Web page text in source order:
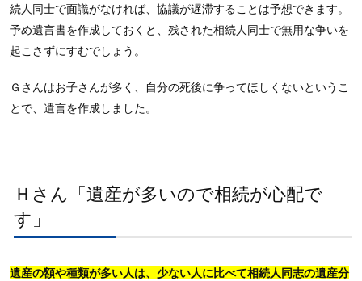
続人同士で面識がなければ、協議が遅滞することは予想できます。
予め遺言書を作成しておくと、残された相続人同士で無用な争いを
起こさずにすむでしょう。
Ｇさんはお子さんが多く、自分の死後に争ってほしくないというこ
とで、遺言を作成しました。
Ｈさん「遺産が多いので相続が心配で
す」
遺産の額や種類が多い人は、少ない人に比べて相続人同志の遺産分